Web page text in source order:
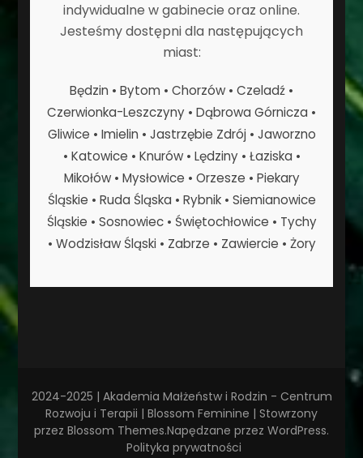
indywidualne w gabinecie oraz online.
Jesteśmy dostępni dla następujących
miast:
Będzin • Bytom • Chorzów • Czeladź •
Czerwionka-Leszczyny • Dąbrowa Górnicza •
Gliwice • Imielin • Jastrzębie Zdrój • Jaworzno
• Katowice • Knurów • Lędziny • Łaziska •
Mikołów • Mysłowice • Orzesze • Piekary
Śląskie • Ruda Śląska • Rybnik • Siemianowice
Śląskie • Sosnowiec • Świętochłowice • Tychy
• Wodzisław Śląski • Zabrze • Zawiercie • Żory
2024-2025 | Akademia Małżeństw i Rodzin - Centrum
Rozwoju i Terapii | Blossom Feminine | Stowrzony
przez Blossom Themes.Napędzane przez WordPress.
Polityka prywatności